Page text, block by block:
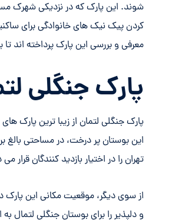
شوند. این پارک که در نزدیکی شهرک
کردن پیک نیک های خانوادگی برای
معرفی و بررسی این پارک پرداخته اند
پارک جنگلی
پارک جنگلی لتمان از زیبا ترین پارک
تهران را در اختیار بازدید کنندگان قرار
از سوی دیگر، موقعیت مکانی این
و دلپذیر را برای بوستان جنگلی لتمال